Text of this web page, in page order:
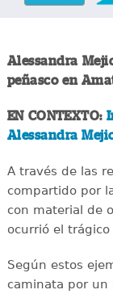
Alessandra
peñasco en
EN CONTEXTO:
Alessandra
A través de las
compartido por
con material de
ocurrió el
Según estos
caminata por un